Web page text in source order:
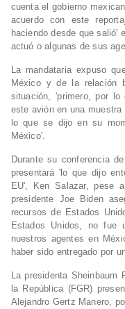
cuenta el gobierno
acuerdo con este
haciendo desde que salió'
actuó o algunas de sus
La mandataria expuso
México y de la relación
situación, 'primero, por
este avión en una
lo que se dijo en su
México'.
Durante su conferencia
presentará 'lo que dijo
EU', Ken Salazar, pese
presidente Joe Biden
recursos de Estados
Estados Unidos, no fue
nuestros agentes en
haber sido entregado por
La presidenta Sheinbaum
la República (FGR)
Alejandro Gertz Manero,